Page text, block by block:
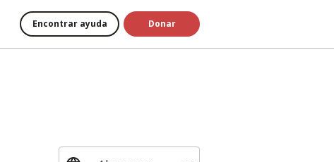
Encontrar ayuda Donar